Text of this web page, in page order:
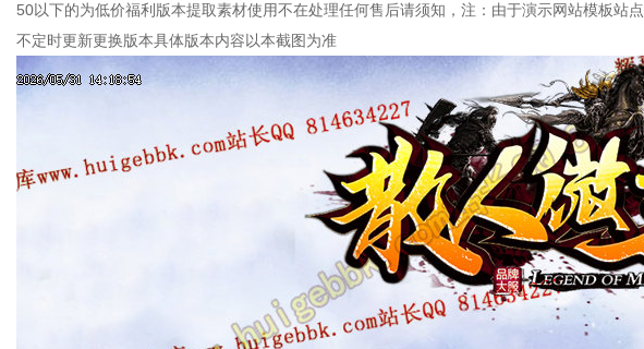
50以下的为低价福利版本提取素材使用不在处理任何售后请须知，注：由于演示网站模板站点
不定时更新更换版本具体版本内容以本截图为准